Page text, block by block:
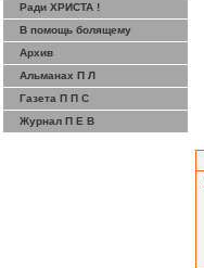
Ради ХРИСТА !
В помощь болящему
Архив
Альманах П Л
Газета П П С
Журнал П Е В